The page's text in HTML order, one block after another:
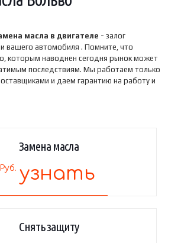
масла в двигателе - залог
и вашего автомобиля . Помните, что
которым наводнен сегодня рынок может
последствиям. Мы работаем только
и даем гарантию на работу и
Замена масла
Руб. узнать
Снять защиту